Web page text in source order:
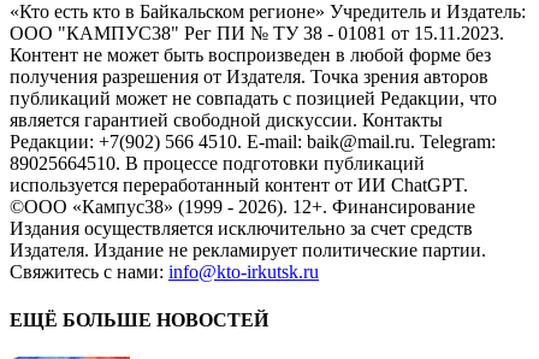
«Кто есть кто в Байкальском регионе» Учредитель и Издатель:
ООО "КАМПУС38" Рег ПИ № ТУ 38 - 01081 от 15.11.2023.
Контент не может быть воспроизведен в любой форме без
получения разрешения от Издателя. Точка зрения авторов
публикаций может не совпадать с позицией Редакции, что
является гарантией свободной дискуссии. Контакты
Редакции: +7(902) 566 4510. E-mail: baik@mail.ru. Telegram:
89025664510. В процессе подготовки публикаций
используется переработанный контент от ИИ ChatGPT.
©ООО «Кампус38» (1999 - 2026). 12+. Финансирование
Издания осуществляется исключительно за счет средств
Издателя. Издание не рекламирует политические партии.
Свяжитесь с нами: info@kto-irkutsk.ru
ЕЩЁ БОЛЬШЕ НОВОСТЕЙ